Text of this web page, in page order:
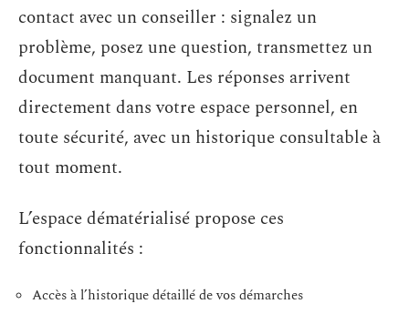
contact avec un conseiller : signalez un
problème, posez une question, transmettez un
document manquant. Les réponses arrivent
directement dans votre espace personnel, en
toute sécurité, avec un historique consultable à
tout moment.
L’espace dématérialisé propose ces
fonctionnalités :
Accès à l’historique détaillé de vos démarches